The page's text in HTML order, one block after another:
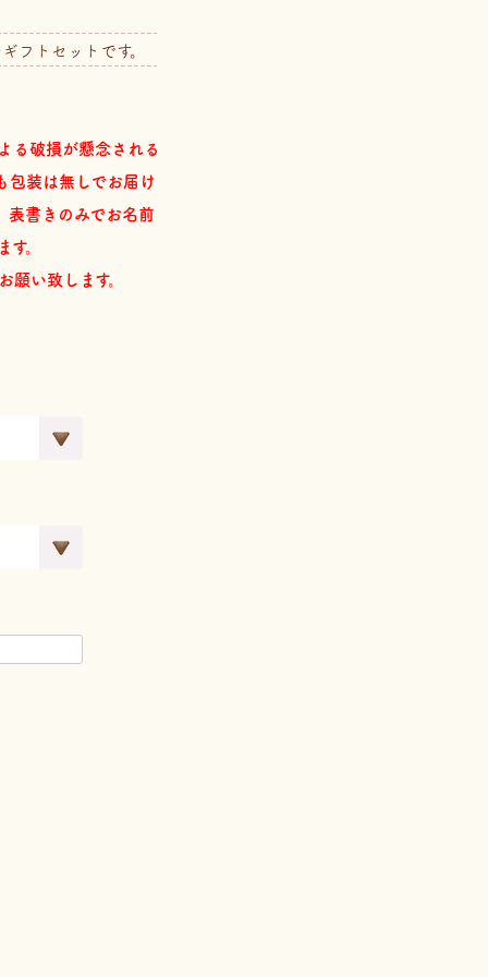
フトセットです。
る破損が懸念される
包装は無しでお届け
表書きのみでお名前
。
い致します。